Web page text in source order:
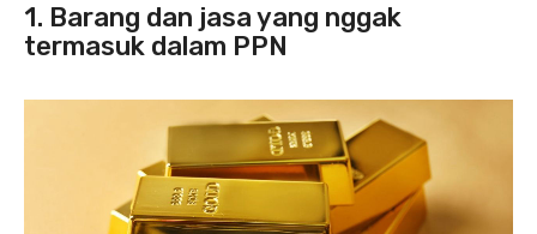
1. Barang dan jasa yang nggak
termasuk dalam PPN